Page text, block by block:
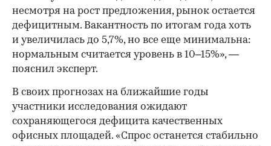
несмотря на рост предложения, рынок остается
дефицитным. Вакантность по итогам года хоть
и увеличилась до 5,7%, но все еще минимальна:
нормальным считается уровень в 10–15%», —
пояснил эксперт.
В своих прогнозах на ближайшие годы
участники исследования ожидают
сохраняющегося дефицита качественных
офисных площадей. «Спрос останется стабильно